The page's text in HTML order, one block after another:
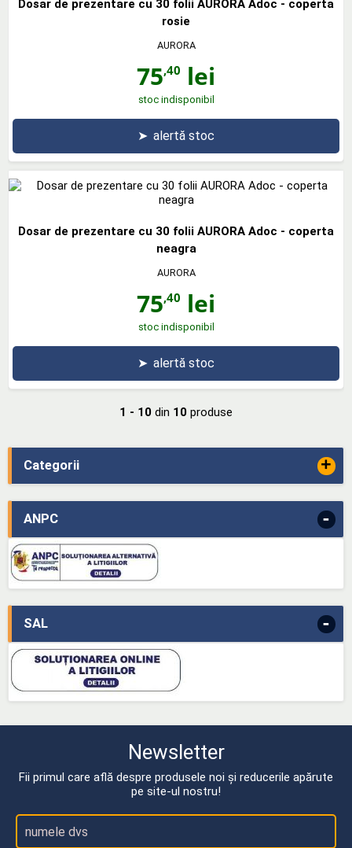
Categorii +
ANPC -
SAL -
Dosar de prezentare cu 30 folii AURORA Adoc - coperta
rosie
AURORA
75,40 lei
stoc indisponibil
➤ alertă stoc
Dosar de prezentare cu 30 folii AURORA Adoc - coperta
neagra
AURORA
75,40 lei
stoc indisponibil
➤ alertă stoc
1 - 10 din 10 produse
Newsletter
Fii primul care află despre produsele noi și reducerile apărute
pe site-ul nostru!